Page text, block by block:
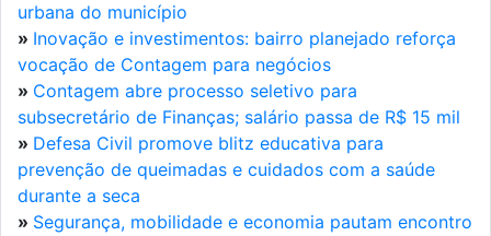
urbana do município
» Inovação e investimentos: bairro planejado reforça
vocação de Contagem para negócios
» Contagem abre processo seletivo para
subsecretário de Finanças; salário passa de R$ 15 mil
» Defesa Civil promove blitz educativa para
prevenção de queimadas e cuidados com a saúde
durante a seca
» Segurança, mobilidade e economia pautam encontro